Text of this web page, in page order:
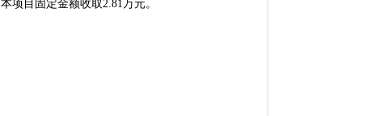
本项目固定金额收取2.81万元。